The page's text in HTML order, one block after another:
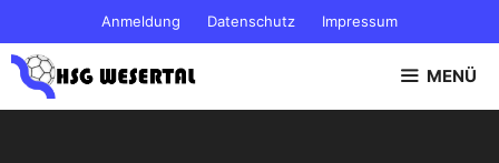
Inhalt
springen
Anmeldung Datenschutz Impressum
MENÜ